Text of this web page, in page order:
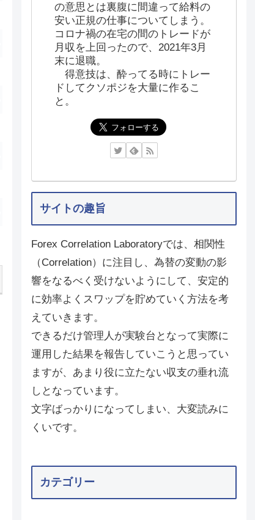
の意思とは裏腹に間違って給料の
安い正規の仕事についてしまう。
コロナ禍の在宅の間のトレードが
月収を上回ったので、2021年3月
末に退職。
得意技は、酔ってる時にトレー
ドしてクソポジを大量に作るこ
と。
サイトの趣旨
Forex Correlation Laboratoryでは、相関性
（Correlation）に注目し、為替の変動の影
響をなるべく受けないようにして、安定的
に効率よくスワップを貯めていく方法を考
えていきます。
できるだけ管理人が実験台となって実際に
運用した結果を報告していこうと思ってい
ますが、あまり役に立たない収支の垂れ流
しとなっています。
文字ばっかりになってしまい、大変読みに
くいです。
カテゴリー